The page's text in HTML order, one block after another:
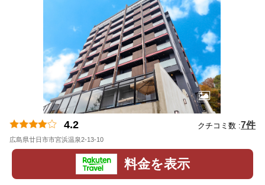
4.2 クチコミ数 :7件
広島県廿日市市宮浜温泉2-13-10
料金を表示